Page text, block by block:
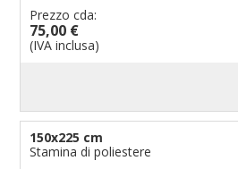
Prezzo cda:
75,00 €
(IVA inclusa)
150x225 cm
Stamina di poliestere